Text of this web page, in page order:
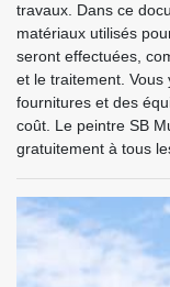
travaux. Dans ce
matériaux utilisés
seront effectuées,
et le traitement.
fournitures et des
coût. Le peintre SB
gratuitement à tous